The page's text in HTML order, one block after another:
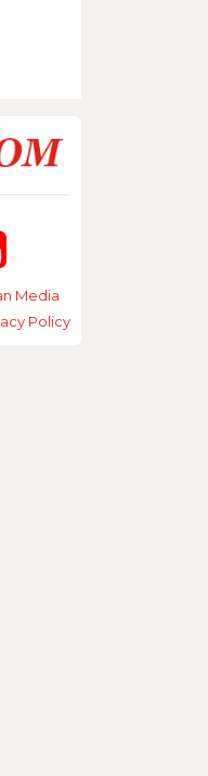
Media
Policy